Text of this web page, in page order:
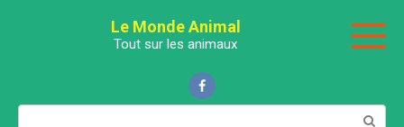
Le Monde Animal
Tout sur les animaux
Поиск: